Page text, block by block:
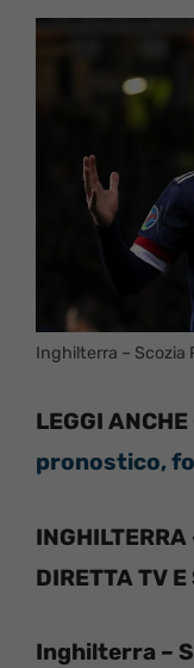
Inghilterra – Scozia
LEGGI ANCHE
pronostico,
DIRETTA TV
Inghilterra –